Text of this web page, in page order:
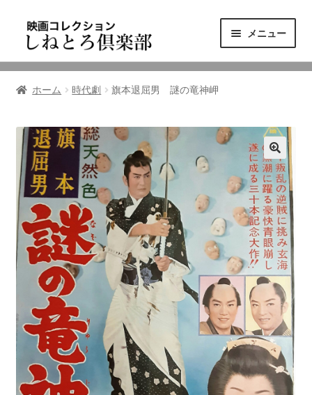
ゲ
シ
ン
へ
ス
キ
ッ
プ
テ
ツ
ス
キ
ッ
プ
メニュー
ニュース
東三河の映画館
しねとろ倶楽部について
リンクの旅
ホーム 時代劇 旗本退屈男 謎の竜神岬